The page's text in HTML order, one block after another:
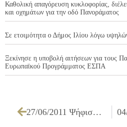
Καθολική απαγόρευση κυκλοφορίας,
και οχημάτων για την οδό Πανοράματος
Σε ετοιμότητα ο Δήμος Ιλίου λόγω
Ξεκίνησε η υποβολή αιτήσεων για τους
Ευρωπαϊκού Προγράμματος ΕΣΠΑ
27/06/2011 Ψήφισμα σχετικά με την κατάργηση του 8ου Γυμνασίου Ιλίου